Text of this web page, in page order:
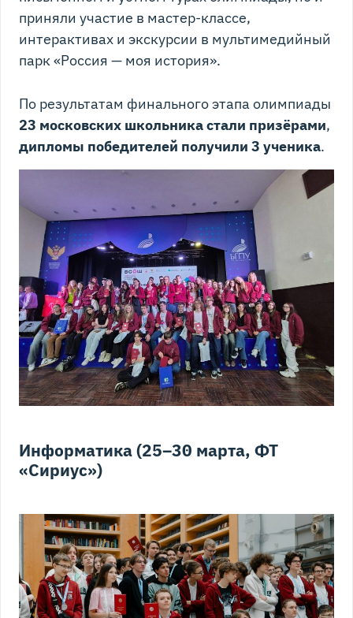
приняли участие в мастер-классе,
интерактивах и экскурсии в мультимедийный
парк «Россия — моя история».
По результатам финального этапа олимпиады
23 московских школьника стали призёрами,
дипломы победителей получили 3 ученика.
Информатика (25–30 марта, ФТ
«Сириус»)